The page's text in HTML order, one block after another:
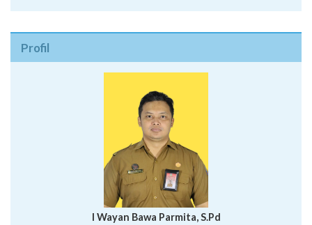
Profil
I Wayan Bawa Parmita, S.Pd